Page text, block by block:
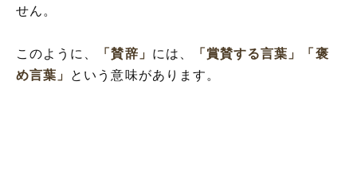
せん。
このように、 「賛辞」 には、 「賞賛する言葉」
「褒
め言葉」
という意味があります。